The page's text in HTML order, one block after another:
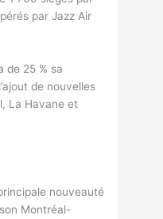
par Jazz Air
de 25 % sa
de nouvelles
La Havane et
nouveauté
Montréal-